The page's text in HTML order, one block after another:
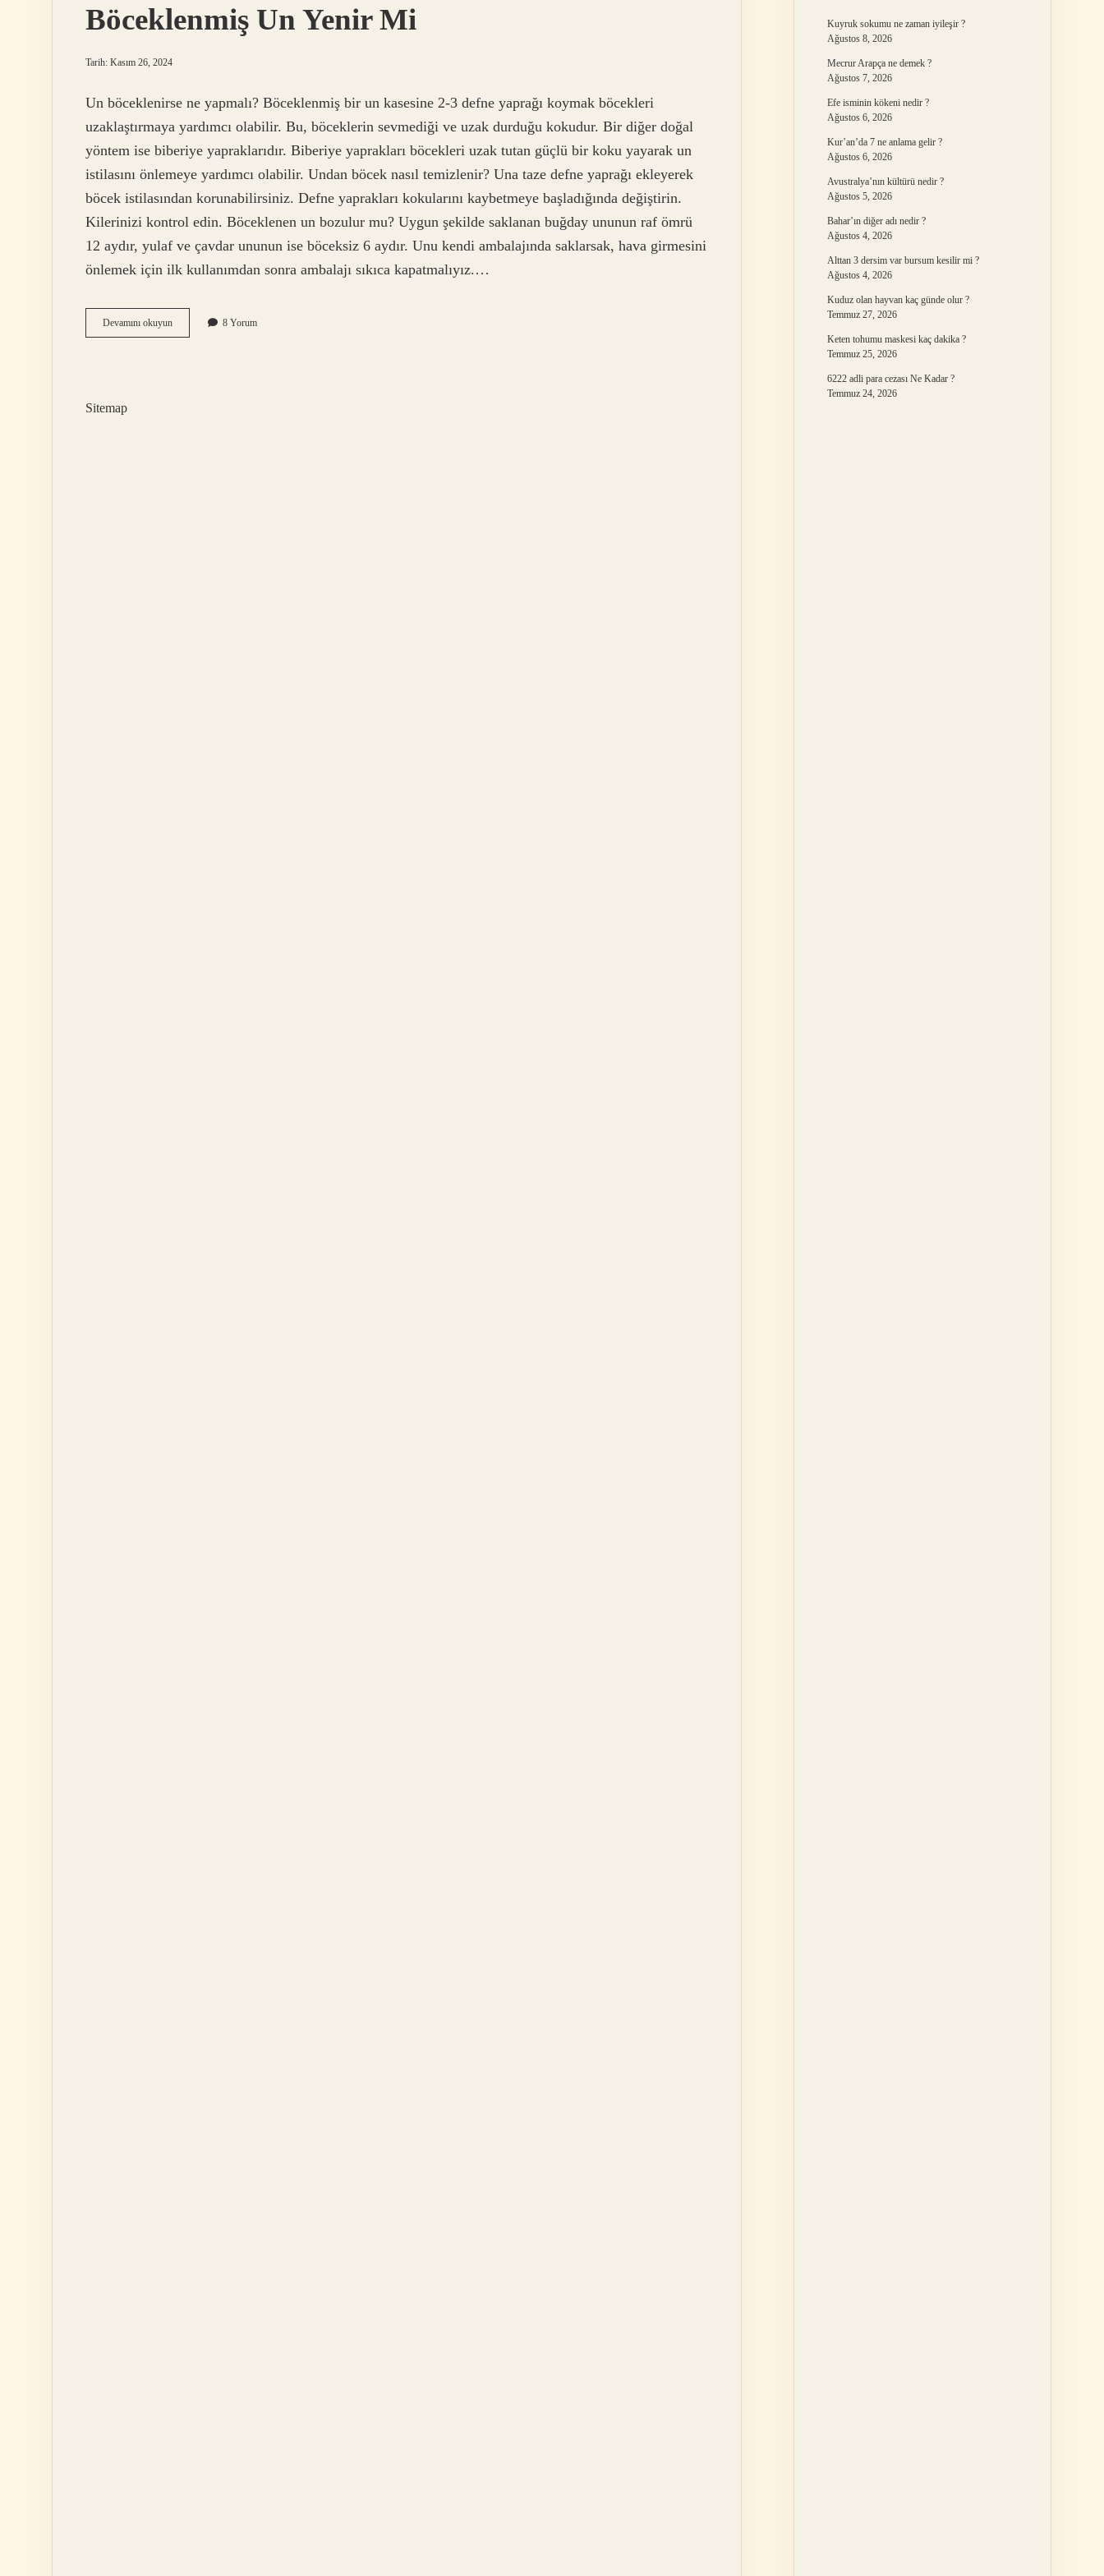
Böceklenmiş Un Yenir Mi
Tarih: Kasım 26, 2024
Un böceklenirse ne yapmalı? Böceklenmiş bir un kasesine 2-3 defne yaprağı koymak böcekleri
uzaklaştırmaya yardımcı olabilir. Bu, böceklerin sevmediği ve uzak durduğu kokudur. Bir diğer doğal
yöntem ise biberiye yapraklarıdır. Biberiye yaprakları böcekleri uzak tutan güçlü bir koku yayarak un
istilasını önlemeye yardımcı olabilir. Undan böcek nasıl temizlenir? Una taze defne yaprağı ekleyerek
böcek istilasından korunabilirsiniz. Defne yaprakları kokularını kaybetmeye başladığında değiştirin.
Kilerinizi kontrol edin. Böceklenen un bozulur mu? Uygun şekilde saklanan buğday ununun raf ömrü
12 aydır, yulaf ve çavdar ununun ise böceksiz 6 aydır. Unu kendi ambalajında ​​saklarsak, hava girmesini
önlemek için ilk kullanımdan sonra ambalajı sıkıca kapatmalıyız.…
Devamını okuyunBöceklenmiş
Un
8 Yorum
Sitemap
Kuyruk sokumu ne zaman iyileşir ?
Ağustos 8, 2026
Mecrur Arapça ne demek ?
Ağustos 7, 2026
Efe isminin kökeni nedir ?
Ağustos 6, 2026
Kur’an’da 7 ne anlama gelir ?
Ağustos 6, 2026
Avustralya’nın kültürü nedir ?
Ağustos 5, 2026
Bahar’ın diğer adı nedir ?
Ağustos 4, 2026
Alttan 3 dersim var bursum kesilir mi ?
Ağustos 4, 2026
Kuduz olan hayvan kaç günde olur ?
Temmuz 27, 2026
Keten tohumu maskesi kaç dakika ?
Temmuz 25, 2026
6222 adli para cezası Ne Kadar ?
Temmuz 24, 2026